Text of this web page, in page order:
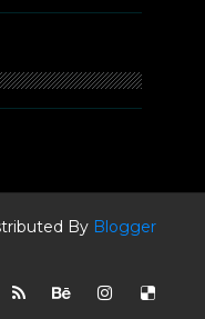
By Blogger